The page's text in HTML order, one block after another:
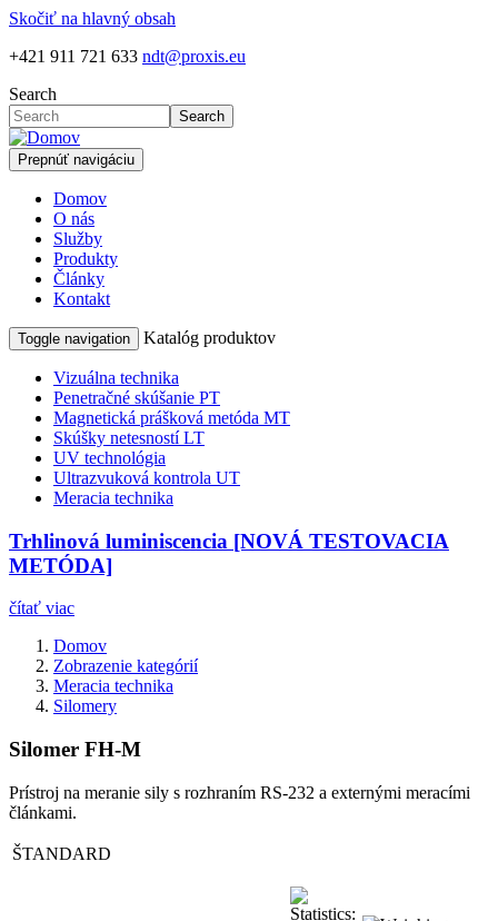
Skočiť na hlavný obsah
+421 911 721 633 ndt@proxis.eu
Search
Search
Prepnúť navigáciu
Domov
O nás
Služby
Produkty
Články
Kontakt
Toggle navigation Katalóg produktov
Vizuálna technika
Penetračné skúšanie PT
Magnetická prášková metóda MT
Skúšky netesností LT
UV technológia
Ultrazvuková kontrola UT
Meracia technika
Trhlinová luminiscencia [NOVÁ TESTOVACIA
METÓDA]
čítať viac
Domov
Zobrazenie kategórií
Meracia technika
Silomery
Silomer FH-M
Prístroj na meranie sily s rozhraním RS-232 a externými meracími
článkami.
ŠTANDARD